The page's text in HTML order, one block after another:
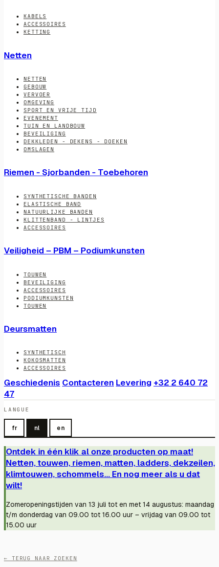
KABELS
ACCESSOIRES
KETTING
Netten
NETTEN
GEBOUW
VERVOER
OMGEVING
SPORT EN VRIJE TIJD
EVENEMENT
TUIN EN LANDBOUW
BEVEILIGING
DEKKLEDEN - DEKENS - DOEKEN
OMSLAGEN
Riemen - Sjorbanden - Toebehoren
SYNTHETISCHE BANDEN
ELASTISCHE BAND
NATUURLIJKE BANDEN
KLITTENBAND - LINTJES
ACCESSOIRES
Veiligheid – PBM – Podiumkunsten
TOUWEN
BEVEILIGING
ACCESSOIRES
PODIUMKUNSTEN
TOUWEN
Deursmatten
SYNTHETISCH
KOKOSMATTEN
ACCESSOIRES
Geschiedenis Contacteren Levering +32 2 640 72
47
LANGUE
fr nl en
Ontdek in één klik al onze producten op maat!
Netten, touwen, riemen, matten, ladders, dekzeilen,
klimtouwen, schommels... En nog meer als u dat
wilt!
Zomeropeningstijden van 13 juli tot en met 14 augustus: maandag
t/m donderdag van 09.00 tot 16.00 uur – vrijdag van 09.00 tot
15.00 uur
← TERUG NAAR ZOEKEN